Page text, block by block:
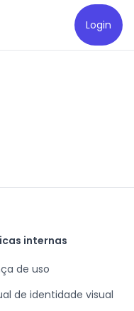
Login
internas
de uso
de identidade visual